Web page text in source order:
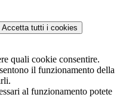
Accetta tutti i cookies
quali cookie consentire.
il funzionamento della
al funzionamento potete